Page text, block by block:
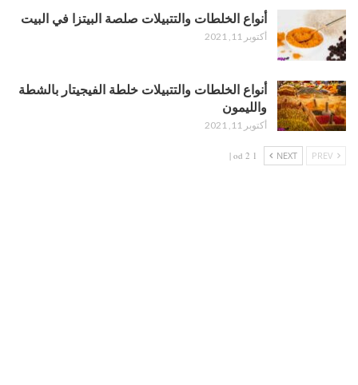
أنواع الخلطات والتتبيلات صلصة البيتزا في البيت
أكتوبر 11, 2021
أنواع الخلطات والتتبيلات خلطة الفيجيتار بالشطة
والليمون
أكتوبر 11, 2021
NEXT
1 od 2 |